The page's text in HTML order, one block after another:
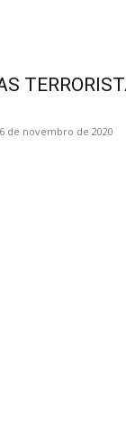
de novembro de 2020